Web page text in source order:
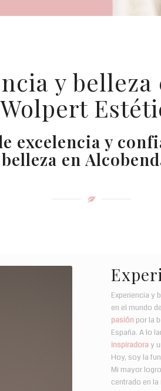
y
Wolpert
excelencia y
belleza en
Experiencia y
en el mundo
pasión por la
España. A lo
inspiradoray
Hoy, soy la
Mi mayor
centrado en la